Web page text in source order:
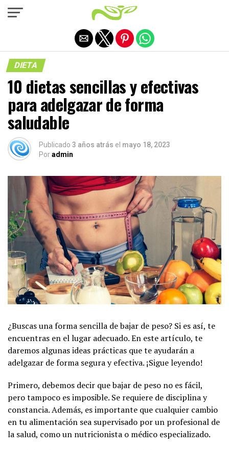
DIETA
10 dietas sencillas y efectivas
para adelgazar de forma
saludable
Publicado 3 años atrás el mayo 18, 2023
Poradmin
¿Buscas una forma sencilla de bajar de peso? Si es así, te
encuentras en el lugar adecuado. En este artículo, te
daremos algunas ideas prácticas que te ayudarán a
adelgazar de forma segura y efectiva. ¡Sigue leyendo!
Primero, debemos decir que bajar de peso no es fácil,
pero tampoco es imposible. Se requiere de disciplina y
constancia. Además, es importante que cualquier cambio
en tu alimentación sea supervisado por un profesional de
la salud, como un nutricionista o médico especializado.
Salir de la versión móvil